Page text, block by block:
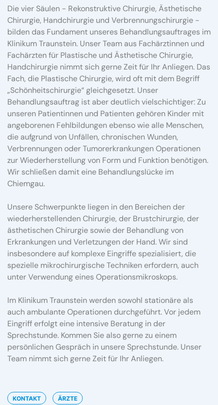
Die vier Säulen - Rekonstruktive Chirurgie, Ästhetische
Chirurgie, Handchirurgie und Verbrennungschirurgie -
bilden das Fundament unseres Behandlungsauftrages im
Klinikum Traunstein. Unser Team aus Fachärztinnen und
Fachärzten für Plastische und Ästhetische Chirurgie,
Handchirurgie nimmt sich gerne Zeit für Ihr Anliegen. Das
Fach, die Plastische Chirurgie, wird oft mit dem Begriff
„Schönheitschirurgie“ gleichgesetzt. Unser
Behandlungsauftrag ist aber deutlich vielschichtiger: Zu
unseren Patientinnen und Patienten gehören Kinder mit
angeborenen Fehlbildungen ebenso wie alle Menschen,
die aufgrund von Unfällen, chronischen Wunden,
Verbrennungen oder Tumorerkrankungen Operationen
zur Wiederherstellung von Form und Funktion benötigen.
Wir schließen damit eine Behandlungslücke im
Chiemgau.
Unsere Schwerpunkte liegen in den Bereichen der
wiederherstellenden Chirurgie, der Brustchirurgie, der
ästhetischen Chirurgie sowie der Behandlung von
Erkrankungen und Verletzungen der Hand. Wir sind
insbesondere auf komplexe Eingriffe spezialisiert, die
spezielle mikrochirurgische Techniken erfordern, auch
unter Verwendung eines Operationsmikroskops.
Im Klinikum Traunstein werden sowohl stationäre als
auch ambulante Operationen durchgeführt. Vor jedem
Eingriff erfolgt eine intensive Beratung in der
Sprechstunde. Kommen Sie also gerne zu einem
persönlichen Gespräch in unsere Sprechstunde. Unser
Team nimmt sich gerne Zeit für Ihr Anliegen.
KONTAKT ÄRZTE